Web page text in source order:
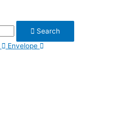
Search
Envelope